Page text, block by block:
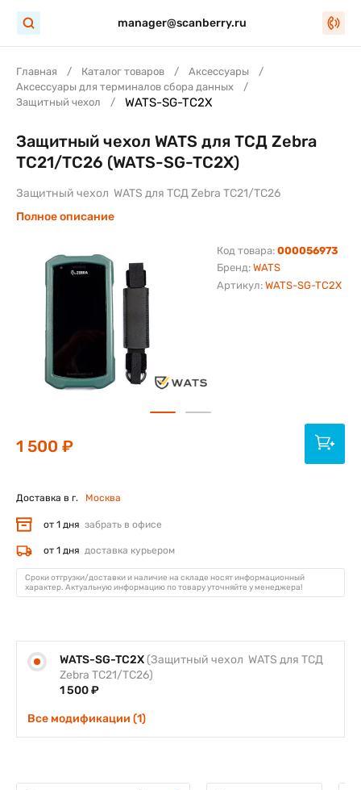
manager@scanberry.ru
Главная Каталог товаров
Аксессуары
Аксессуары для терминалов сбора данных
Защитный чехол
WATS-SG-TC2X
Бренд: WATS
Код товара: 000056973
Артикул: WATS-SG-TC2X
Защитный чехол WATS для ТСД Zebra
TC21/TC26 (WATS-SG-TC2X)
Защитный чехол WATS для ТСД Zebra TC21/TC26
Полное описание
WATS-SG-TC2X (Защитный чехол WATS для ТСД
Zebra TC21/TC26)
1 500 ₽
Все модификации (1)
1 500 ₽
Доставка в г. Москва
от 1 дня забрать в офисе
от 1 дня доставка курьером
Сроки отгрузки/доставки и наличие на складе носят информационный
характер. Актуальную информацию по товару уточняйте у менеджера!